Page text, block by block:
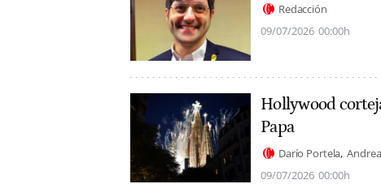
Redacción
09/07/2026 00:00h
Hollywood
Papa
Darío Portela
09/07/2026 00:00h